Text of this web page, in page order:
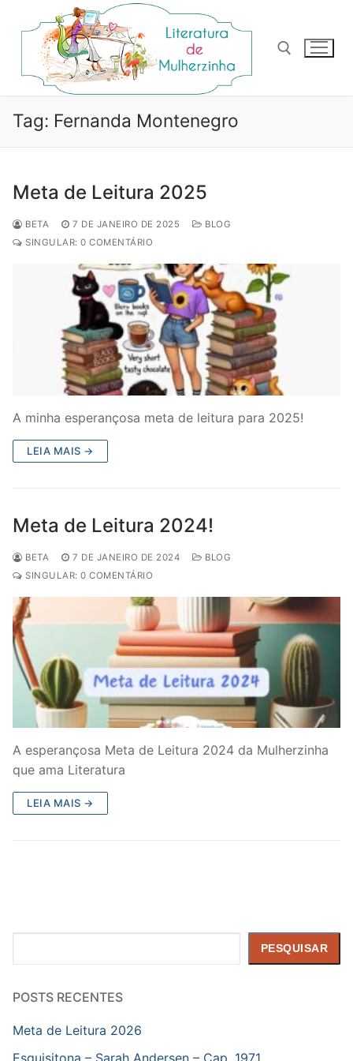
para
conteúdo
Pesquisar por:
Tag: Fernanda Montenegro
Meta de Leitura 2025
BETA 7 DE JANEIRO DE 2025
BLOG
SINGULAR: 0 COMENTÁRIO
A minha esperançosa meta de leitura para 2025!
LEIA MAIS →
Meta de Leitura 2024!
BETA 7 DE JANEIRO DE 2024
BLOG
SINGULAR: 0 COMENTÁRIO
A esperançosa Meta de Leitura 2024 da Mulherzinha
que ama Literatura
LEIA MAIS →
PESQUISAR
POSTS RECENTES
Meta de Leitura 2026
Esquisitona – Sarah Andersen – Cap. 1971